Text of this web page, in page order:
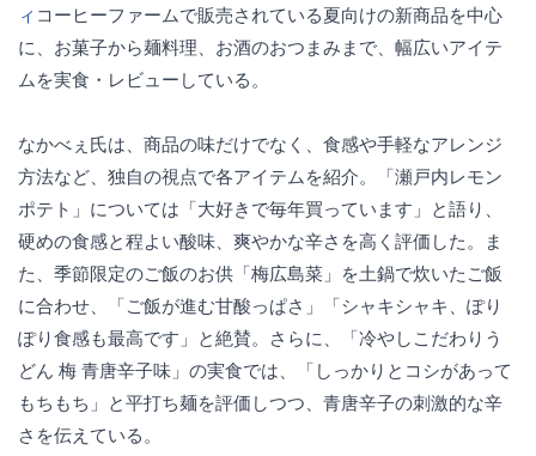
ィ コーヒーファームで販売されている夏向けの新商品を中心
に、お菓子から麺料理、お酒のおつまみまで、幅広いアイテ
ムを実食・レビューしている。
なかべぇ氏は、商品の味だけでなく、食感や手軽なアレンジ
方法など、独自の視点で各アイテムを紹介。「瀬戸内レモン
ポテト」については「大好きで毎年買っています」と語り、
硬めの食感と程よい酸味、爽やかな辛さを高く評価した。ま
た、季節限定のご飯のお供「梅広島菜」を土鍋で炊いたご飯
に合わせ、「ご飯が進む甘酸っぱさ」「シャキシャキ、ぽり
ぽり食感も最高です」と絶賛。さらに、「冷やしこだわりう
どん 梅 青唐辛子味」の実食では、「しっかりとコシがあって
もちもち」と平打ち麺を評価しつつ、青唐辛子の刺激的な辛
さを伝えている。